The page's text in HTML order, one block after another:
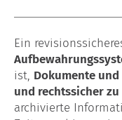
Lohn- &
Ein
ist, Dokumente
und rechtssicher
archivierte